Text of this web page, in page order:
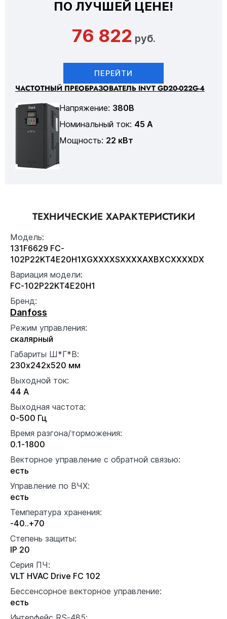
ПО ЛУЧШЕЙ ЦЕНЕ!
76 822 руб.
ПЕРЕЙТИ
ЧАСТОТНЫЙ ПРЕОБРАЗОВАТЕЛЬ INVT GD20-022G-4
Напряжение: 380В
Номинальный ток: 45 А
Мощность: 22 кВт
ТЕХНИЧЕСКИЕ ХАРАКТЕРИСТИКИ
Модель:
131F6629 FC-
102P22KT4E20H1XGXXXXSXXXXAXBXCXXXXDX
Вариация модели:
FC-102P22KT4E20H1
Бренд:
Danfoss
Режим управления:
скалярный
Габариты Ш*Г*В:
230x242x520 мм
Выходной ток:
44 А
Выходная частота:
0-500 Гц
Время разгона/торможения:
0.1-1800
Векторное управление с обратной связью:
есть
Управление по ВЧХ:
есть
Температура хранения:
-40..+70
Степень защиты:
IP 20
Серия ПЧ:
VLT HVAC Drive FC 102
Бессенсорное векторное управление:
есть